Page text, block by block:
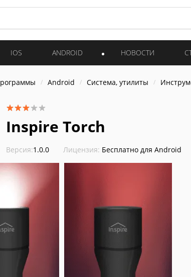
IOS ANDROID НОВОСТИ
Android Система, утилиты
Inspire Torch
Версия:1.0.0 Лицензия: Бесплатно для Android